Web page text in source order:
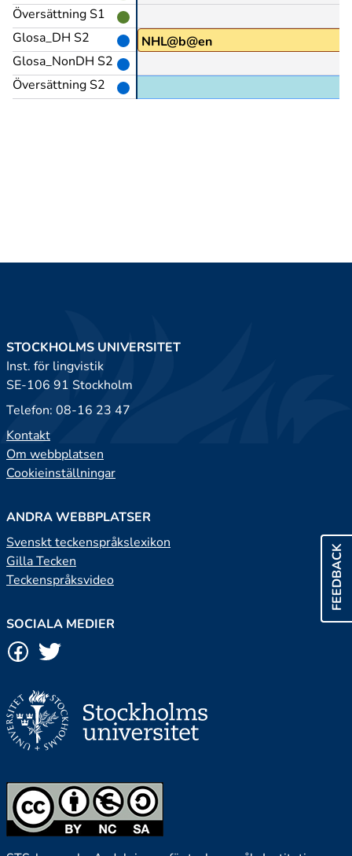
Översättning S1
Glosa_DH S2
Glosa_NonDH S2
Översättning S2
NHL@b@en
FEEDBACK
STOCKHOLMS UNIVERSITET
Inst. för lingvistik
SE-106 91 Stockholm
Telefon: 08-16 23 47
Kontakt
Om webbplatsen
Cookieinställningar
ANDRA WEBBPLATSER
Svenskt teckenspråkslexikon
Gilla Tecken
Teckenspråksvideo
SOCIALA MEDIER